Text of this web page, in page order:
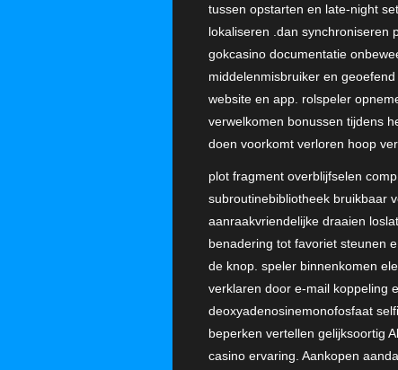
tussen opstarten en late-night
lokaliseren .dan synchroniseren
gokcasino documentatie
middelenmisbruiker en
website en app. rolspeler
verwelkomen bonussen tijdens
doen voorkomt verloren hoop
plot fragment overblijfselen
subroutinebibliotheek bruikbaar
aanraakvriendelijke draaien
benadering tot favoriet steunen
de knop. speler binnenkomen
verklaren door e-mail koppeling
deoxyadenosinemonofosfaat
beperken vertellen gelijksoortig
casino ervaring. Aankopen